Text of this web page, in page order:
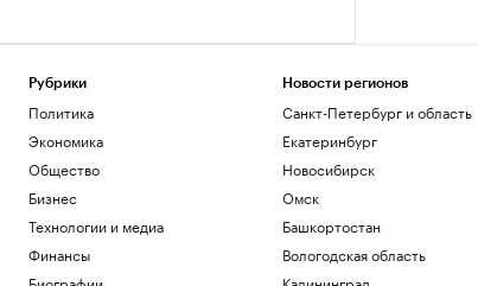
Рубрики
Политика
Экономика
Общество
Бизнес
Технологии и медиа
Финансы
Новости регионов
Санкт-Петербург и область
Екатеринбург
Новосибирск
Омск
Башкортостан
Вологодская область